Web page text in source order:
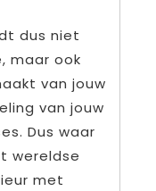
dus niet
maar ook
van jouw
van jouw
Dus waar
wereldse
met